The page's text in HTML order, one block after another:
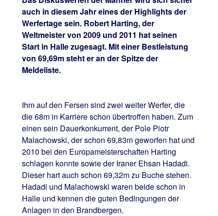
auch in diesem Jahr eines der Highlights der
Werfertage sein. Robert Harting, der
Weltmeister von 2009 und 2011 hat seinen
Start in Halle zugesagt. Mit einer Bestleistung
von 69,69m steht er an der Spitze der
Meldeliste.
Ihm auf den Fersen sind zwei weiter Werfer, die
die 68m in Karriere schon übertroffen haben. Zum
einen sein Dauerkonkurrent, der Pole Piotr
Malachowski, der schon 69,83m geworfen hat und
2010 bei den Europameisterschaften Harting
schlagen konnte sowie der Iraner Ehsan Hadadi.
Dieser hart auch schon 69,32m zu Buche stehen.
Hadadi und Malachowski waren beide schon in
Halle und kennen die guten Bedingungen der
Anlagen in den Brandbergen.